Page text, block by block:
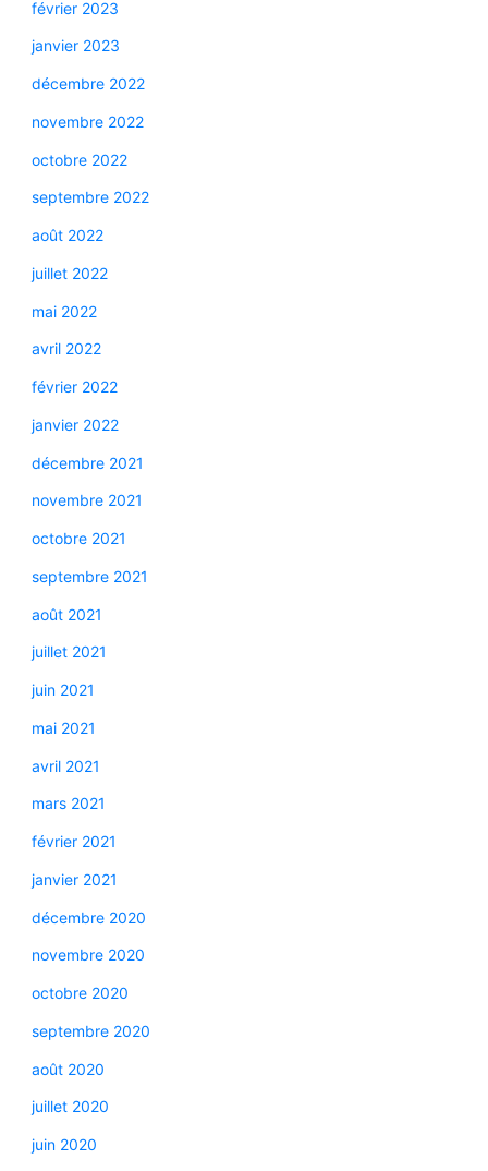
février 2023
janvier 2023
décembre 2022
novembre 2022
octobre 2022
septembre 2022
août 2022
juillet 2022
mai 2022
avril 2022
février 2022
janvier 2022
décembre 2021
novembre 2021
octobre 2021
septembre 2021
août 2021
juillet 2021
juin 2021
mai 2021
avril 2021
mars 2021
février 2021
janvier 2021
décembre 2020
novembre 2020
octobre 2020
septembre 2020
août 2020
juillet 2020
juin 2020